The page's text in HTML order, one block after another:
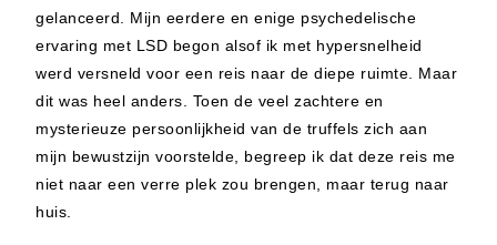
gelanceerd. Mijn eerdere en enige psychedelische
ervaring met LSD begon alsof ik met hypersnelheid
werd versneld voor een reis naar de diepe ruimte. Maar
dit was heel anders. Toen de veel zachtere en
mysterieuze persoonlijkheid van de truffels zich aan
mijn bewustzijn voorstelde, begreep ik dat deze reis me
niet naar een verre plek zou brengen, maar terug naar
huis.